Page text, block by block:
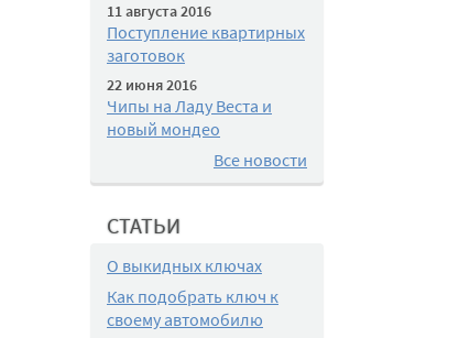
11 августа 2016
Поступление квартирных
заготовок
22 июня 2016
Чипы на Ладу Веста и
новый мондео
Все новости
СТАТЬИ
О выкидных ключах
Как подобрать ключ к
своему автомобилю